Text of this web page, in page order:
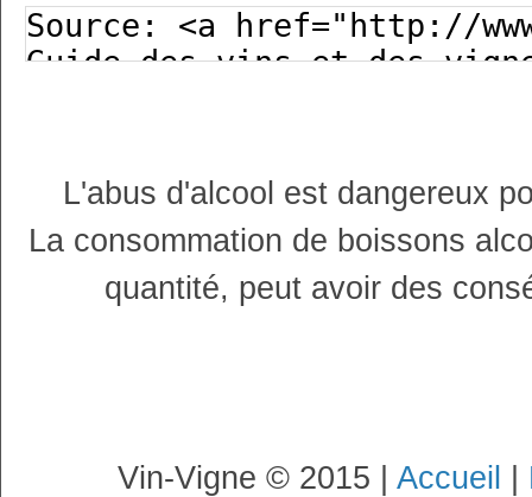
L'abus d'alcool est dangereux
La consommation de boissons
quantité, peut avoir des
Vin-Vigne © 2015 | Accueil